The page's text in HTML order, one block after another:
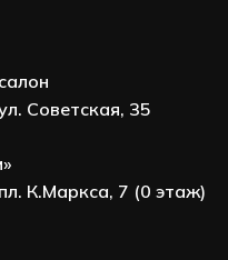
Советская, 35
К.Маркса, 7 (0 этаж)